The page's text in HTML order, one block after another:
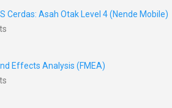
Cerdas: Asah Otak Level 4 (Nende Mobile)
Effects Analysis (FMEA)